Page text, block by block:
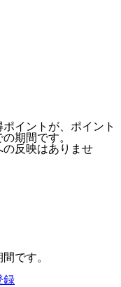
イントが、ポイント
期間です。
の反映はありませ
です。
録